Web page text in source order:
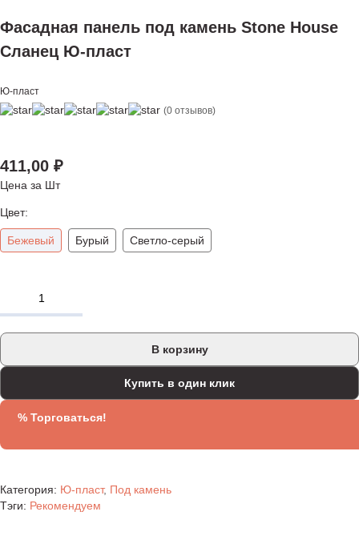
Фасадная панель под камень Stone House
Сланец Ю-пласт
Ю-пласт
(0 отзывов)
411,00 ₽
Цена за Шт
Цвет:
Бежевый Бурый Светло-серый
В корзину
Купить в один клик
% Торговаться!
Категория: Ю-пласт, Под камень
Тэги: Рекомендуем